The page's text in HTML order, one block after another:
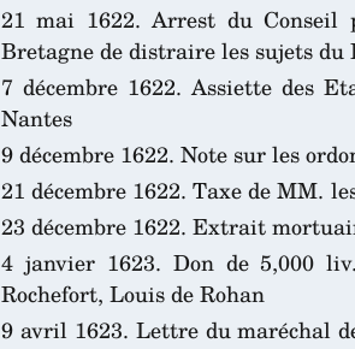
21 mai 1622. Arrest du Conseil
Bretagne de distraire les sujets du
7 décembre 1622. Assiette des
Nantes
9 décembre 1622. Note sur les
21 décembre 1622. Taxe de MM.
23 décembre 1622. Extrait
4 janvier 1623. Don de 5,000
Rochefort, Louis de Rohan
9 avril 1623. Lettre du maréchal